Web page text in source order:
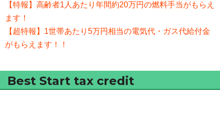
【特報】高齢者1人あたり年間約20万円の燃料手当がもらえ
ます！
【超特報】1世帯あたり5万円相当の電気代・ガス代給付金
がもらえます！！
Best Start tax credit